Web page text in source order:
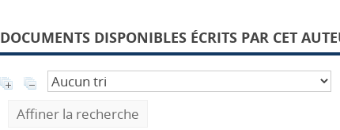
DOCUMENTS DISPONIBLES ÉCRITS PAR CET
Affiner la recherche